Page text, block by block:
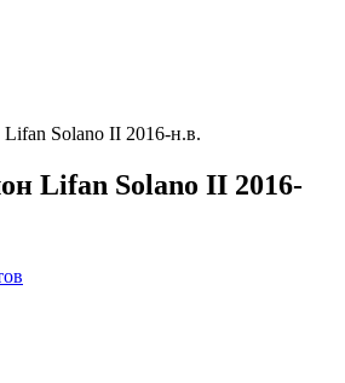
Solano II 2016-н.в.
Lifan Solano II 2016-